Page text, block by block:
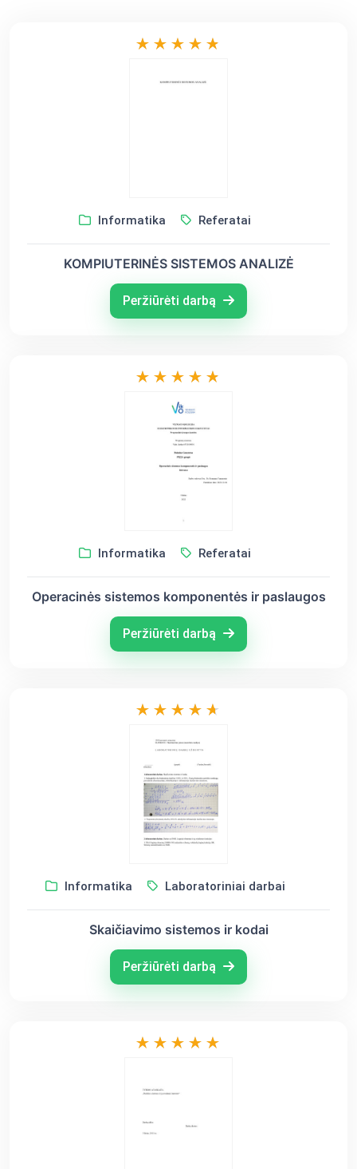
Informatika Referatai
KOMPIUTERINĖS SISTEMOS ANALIZĖ
Peržiūrėti darbą
Informatika Referatai
Operacinės sistemos komponentės ir paslaugos
Peržiūrėti darbą
Informatika Laboratoriniai darbai
Skaičiavimo sistemos ir kodai
Peržiūrėti darbą